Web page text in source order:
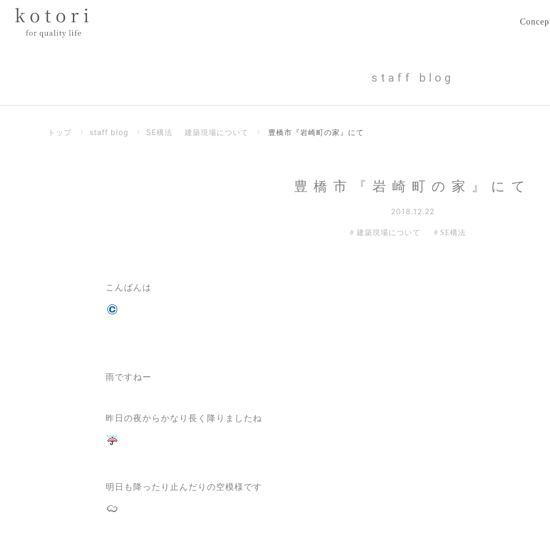
staff blog
トップ › staff blog › SE構法 建築現場について › 豊橋市『岩崎町の家』にて
豊橋市『岩崎町の家』にて
2018.12.22
建築現場について SE構法
こんばんは
雨ですねー
昨日の夜からかなり長く降りましたね
明日も降ったり止んだりの空模様です